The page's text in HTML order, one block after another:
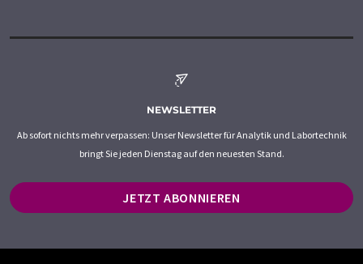
NEWSLETTER
Ab sofort nichts mehr verpassen: Unser Newsletter für Analytik und Labortechnik
bringt Sie jeden Dienstag auf den neuesten Stand.
JETZT ABONNIEREN